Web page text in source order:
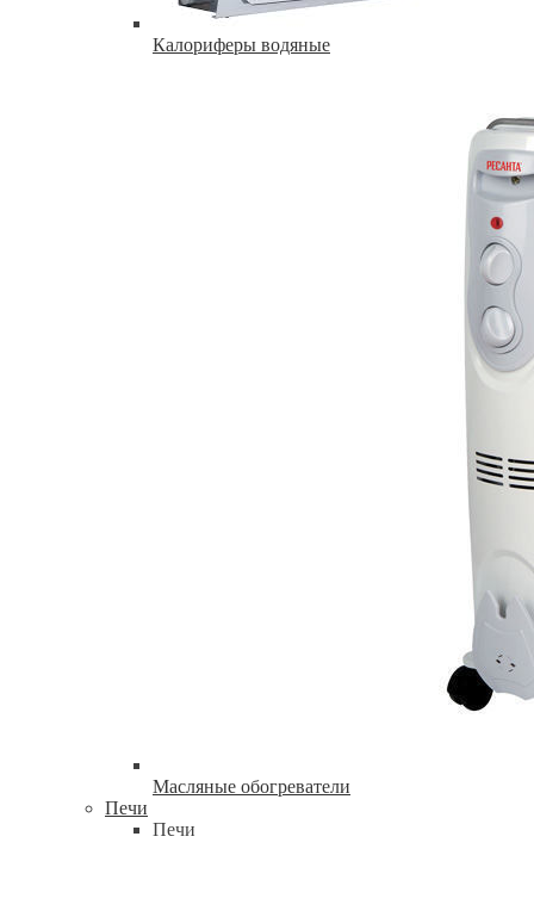
Калориферы водяные
Масляные обогреватели
Печи
Печи